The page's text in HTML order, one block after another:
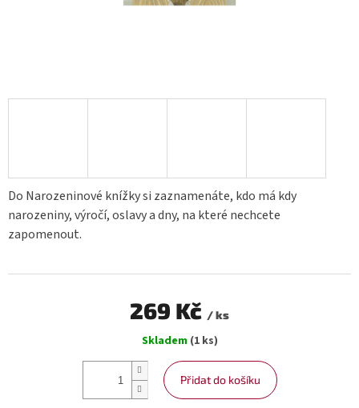
Do Narozeninové knížky si zaznamenáte, kdo má kdy
narozeniny, výročí, oslavy a dny, na které nechcete
zapomenout.
269 Kč / ks
cena:
Skladem (1 ks)
Přidat do košíku